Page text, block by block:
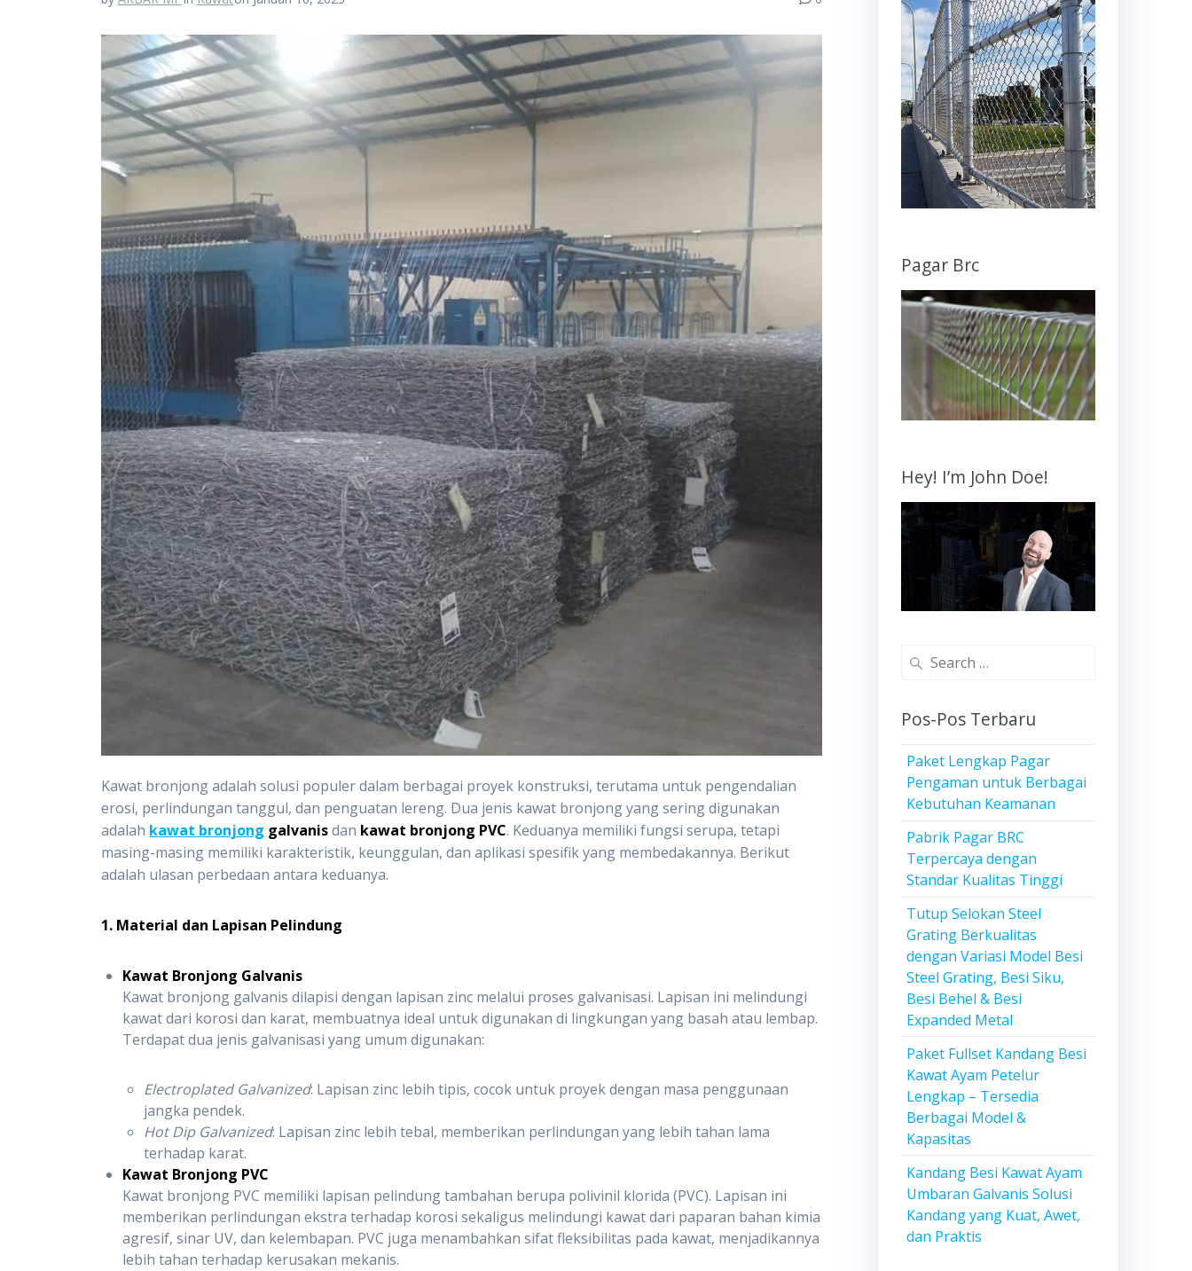
Kawat bronjong adalah solusi populer dalam berbagai proyek konstruksi, terutama untuk pengendalian
erosi, perlindungan tanggul, dan penguatan lereng. Dua jenis kawat bronjong yang sering digunakan
adalah kawat bronjong galvanisdan kawat bronjong PVC. Keduanya memiliki fungsi serupa, tetapi
masing-masing memiliki karakteristik, keunggulan, dan aplikasi spesifik yang membedakannya. Berikut
adalah ulasan perbedaan antara keduanya.
1. Material dan Lapisan Pelindung
Kawat Bronjong Galvanis
Kawat bronjong galvanis dilapisi dengan lapisan zinc melalui proses galvanisasi. Lapisan ini melindungi
kawat dari korosi dan karat, membuatnya ideal untuk digunakan di lingkungan yang basah atau lembap.
Terdapat dua jenis galvanisasi yang umum digunakan:
Electroplated Galvanized: Lapisan zinc lebih tipis, cocok untuk proyek dengan masa penggunaan
jangka pendek.
Hot Dip Galvanized: Lapisan zinc lebih tebal, memberikan perlindungan yang lebih tahan lama
terhadap karat.
Kawat Bronjong PVC
Kawat bronjong PVC memiliki lapisan pelindung tambahan berupa polivinil klorida (PVC). Lapisan ini
memberikan perlindungan ekstra terhadap korosi sekaligus melindungi kawat dari paparan bahan kimia
agresif, sinar UV, dan kelembapan. PVC juga menambahkan sifat fleksibilitas pada kawat, menjadikannya
lebih tahan terhadap kerusakan mekanis.
Pagar Brc
Hey! I’m John Doe!
Search
Pos-Pos Terbaru
Paket Lengkap Pagar
Pengaman untuk Berbagai
Kebutuhan Keamanan
Pabrik Pagar BRC
Terpercaya dengan
Standar Kualitas Tinggi
Tutup Selokan Steel
Grating Berkualitas
dengan Variasi Model Besi
Steel Grating, Besi Siku,
Besi Behel & Besi
Expanded Metal
Paket Fullset Kandang Besi
Kawat Ayam Petelur
Lengkap – Tersedia
Berbagai Model &
Kapasitas
Kandang Besi Kawat Ayam
Umbaran Galvanis Solusi
Kandang yang Kuat, Awet,
dan Praktis